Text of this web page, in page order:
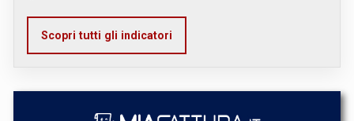
Scopri tutti gli indicatori